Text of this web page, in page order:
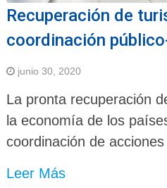
Recuperación de
coordinación
junio 30, 2020
La pronta recuperación
la economía de los
coordinación de
Leer Más